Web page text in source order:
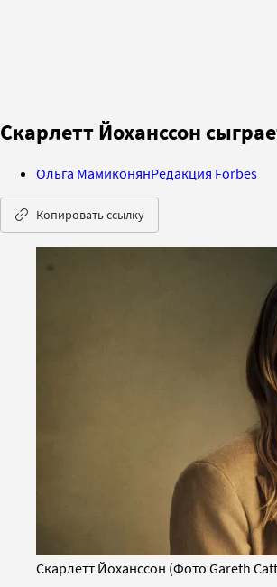
Скарлетт Йоханссон
Ольга МамиконянРедакция Forbes
Копировать ссылку
Скарлетт Йоханссон (Фото Gareth